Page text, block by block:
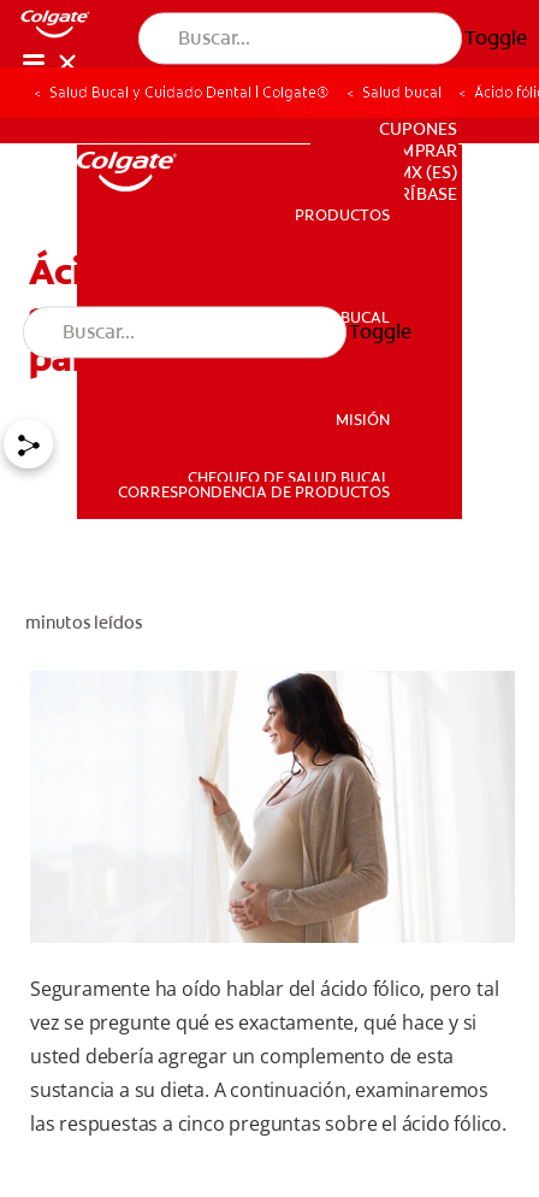
Toggle
PRODUCTOS
SALUD BUCAL
PARA PROFESIONALES
DONDE COMPRAR
PARA PROFESIONALES
CUPONES
DONDE COMPRAR
MX (ES)
SUSCRÍBASE
PRODUCTOS
SALUD BUCAL
MISIÓN
CHEQUEO DE SALUD BUCAL
CORRESPONDENCIA DE PRODUCTOS
Toggle
Salud Bucal y Cuidado Dental | Colgate® Salud bucal Ácido
Ácido fólico: La
supervitamina prenatal y
para la salud bucal
minutos leídos
Seguramente ha oído hablar del ácido fólico, pero tal
vez se pregunte qué es exactamente, qué hace y si
usted debería agregar un complemento de esta
sustancia a su dieta. A continuación, examinaremos
las respuestas a cinco preguntas sobre el ácido fólico.